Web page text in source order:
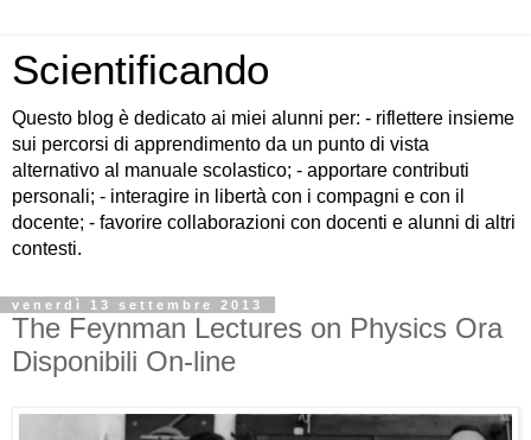
Scientificando
Questo blog è dedicato ai miei alunni per: - riflettere insieme
sui percorsi di apprendimento da un punto di vista
alternativo al manuale scolastico; - apportare contributi
personali; - interagire in libertà con i compagni e con il
docente; - favorire collaborazioni con docenti e alunni di altri
contesti.
venerdì 13 settembre 2013
The Feynman Lectures on Physics Ora
Disponibili On-line